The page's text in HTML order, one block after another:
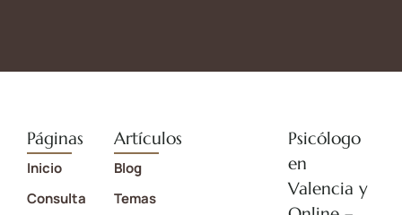
Páginas
Inicio
Consulta
Artículos
Blog
Temas
Psicólogo
en
Valencia y